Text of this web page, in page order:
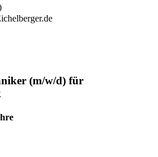
(m/w/d) für